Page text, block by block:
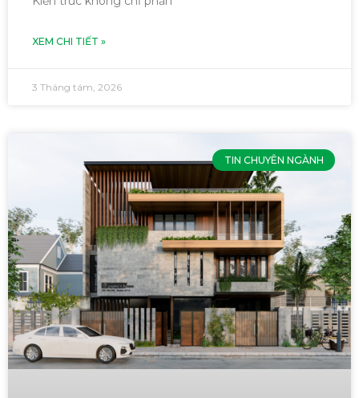
XEM CHI TIẾT »
3 Tháng tám, 2026
TIN CHUYÊN NGÀNH